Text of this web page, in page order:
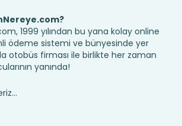
1999 yılından bu yana kolay online
ödeme sistemi ve bünyesinde yer
otobüs firması ile birlikte her zaman
yanında!